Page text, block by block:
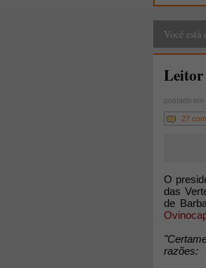
Você está
Leitor
postado em
27
O
das
de
razões: